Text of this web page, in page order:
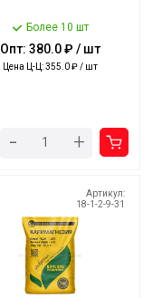
Более 10 шт
Опт: 380.0 ₽ / шт
Цена Ц-Ц: 355.0 ₽ / шт
- +
Артикул:
18-1-2-9-31